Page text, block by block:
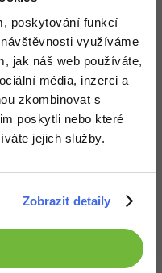
poskytování funkcí
využíváme
jak náš web používáte,
média, inzerci a
zkombinovat s
poskytli nebo které
jejich služby.
Zobrazit detaily
design než to co tam
vyplnit
30.12.2013 10:59
taky nevim.
s animací, než když se
.eot aby to zvládl i IE.